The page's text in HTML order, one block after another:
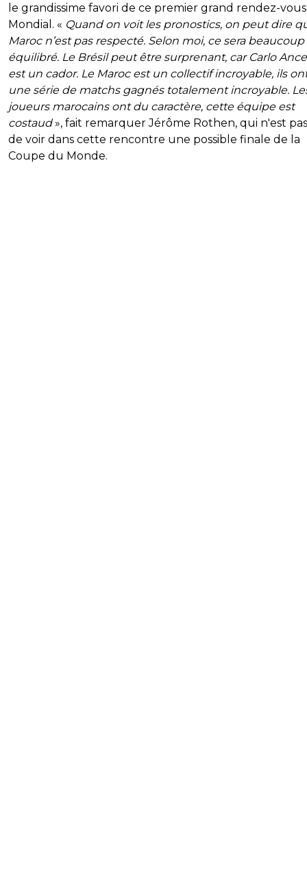
le grandissime favori de ce premier grand rendez-
Mondial. « Quand on voit les pronostics, on peut dire
Maroc n’est pas respecté. Selon moi, ce sera
équilibré. Le Brésil peut être surprenant, car Carlo
est un cador. Le Maroc est un collectif incroyable, ils
une série de matchs gagnés totalement incroyable.
joueurs marocains ont du caractère, cette équipe est
costaud», fait remarquer Jérôme Rothen, qui n'est
de voir dans cette rencontre une possible finale de la
Coupe du Monde.